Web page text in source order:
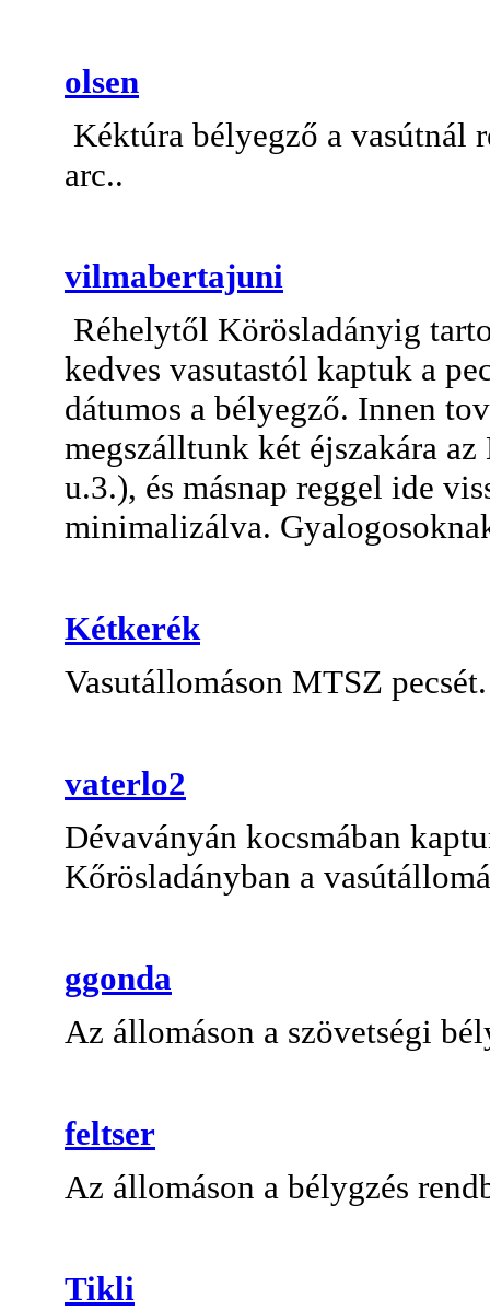
olsen
Kéktúra bélyegző a vasútnál
arc..
vilmabertajuni
Réhelytől Körösladányig
kedves vasutastól kaptuk a
dátumos a bélyegző. Innen
megszálltunk két éjszakára
u.3.), és másnap reggel ide
minimalizálva.
Kétkerék
Vasutállomáson MTSZ pecsét.
vaterlo2
Dévaványán kocsmában
Kőrösladányban a
ggonda
Az állomáson a szövetségi
feltser
Az állomáson a bélygzés
Tikli